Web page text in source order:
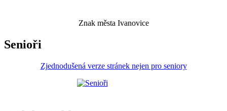
Znak města Ivanovice
Senioři
Zjednodušená verze stránek nejen pro seniory